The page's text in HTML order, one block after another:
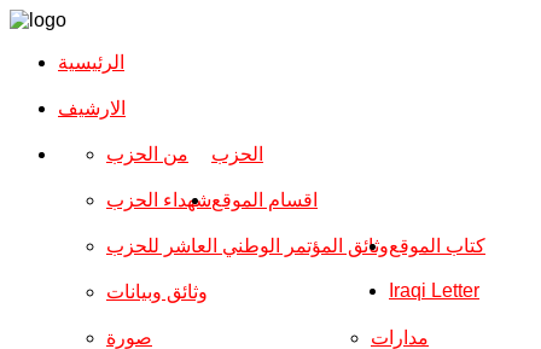
الرئيسية
الارشیف
الحزب من الحزب
شهداء الحزب
وثائق المؤتمر الوطني العاشر للحزب
وثائق وبيانات
اقسام الموقع
صورة مدارات
كتاب الموقع
Iraqi Letter